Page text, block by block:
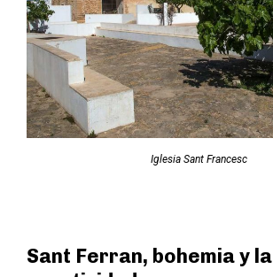
Iglesia Sant Francesc
Sant Ferran, bohemia y la